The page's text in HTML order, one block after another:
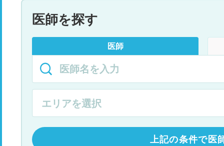
医師を探す
医師
上記の条件で医